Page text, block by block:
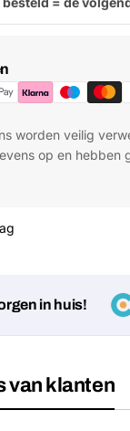
worden veilig
op en hebben
in huis!
van klanten